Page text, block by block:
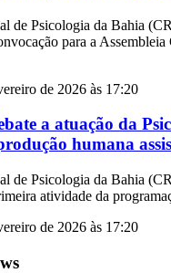
de Psicologia da Bahia
para a
de 2026 às 17:20
a atuação da
humana
de Psicologia da Bahia
atividade da
de 2026 às 17:20